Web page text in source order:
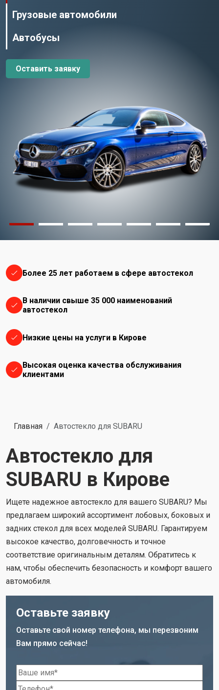
Грузовые автомобили
Автобусы
Оставить заявку
Более 25 лет работаем в сфере автостекол
В наличии свыше 35 000 наименований
автостекол
Низкие цены на услуги в Кирове
Высокая оценка качества обслуживания
клиентами
Главная Автостекло для SUBARU
Автостекло для
SUBARU в Кирове
Ищете надежное автостекло для вашего SUBARU? Мы
предлагаем широкий ассортимент лобовых, боковых и
задних стекол для всех моделей SUBARU. Гарантируем
высокое качество, долговечность и точное
соответствие оригинальным деталям. Обратитесь к
нам, чтобы обеспечить безопасность и комфорт вашего
автомобиля.
Оставьте заявку
Оставьте свой номер телефона, мы перезвоним
Вам прямо сейчас!